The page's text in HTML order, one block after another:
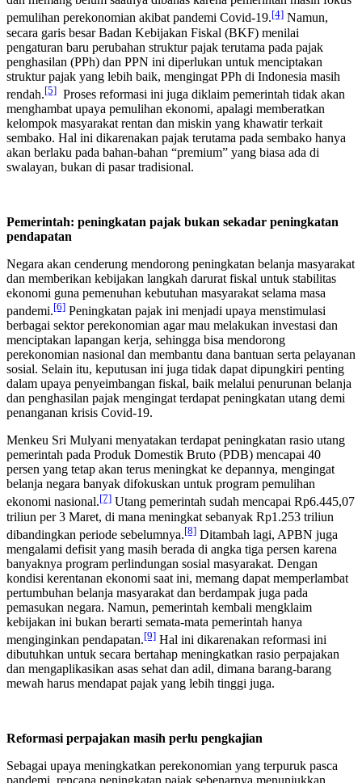
pemulihan perekonomian akibat pandemi Covid-19.[4] Namun,
secara garis besar Badan Kebijakan Fiskal (BKF) menilai
pengaturan baru perubahan struktur pajak terutama pada pajak
penghasilan (PPh) dan PPN ini diperlukan untuk menciptakan
struktur pajak yang lebih baik, mengingat PPh di Indonesia masih
rendah.[5] Proses reformasi ini juga diklaim pemerintah tidak akan
menghambat upaya pemulihan ekonomi, apalagi memberatkan
kelompok masyarakat rentan dan miskin yang khawatir terkait
sembako. Hal ini dikarenakan pajak terutama pada sembako hanya
akan berlaku pada bahan-bahan “premium” yang biasa ada di
swalayan, bukan di pasar tradisional.
Pemerintah: peningkatan pajak bukan sekadar peningkatan
pendapatan
Negara akan cenderung mendorong peningkatan belanja masyarakat
dan memberikan kebijakan langkah darurat fiskal untuk stabilitas
ekonomi guna pemenuhan kebutuhan masyarakat selama masa
pandemi.[6] Peningkatan pajak ini menjadi upaya menstimulasi
berbagai sektor perekonomian agar mau melakukan investasi dan
menciptakan lapangan kerja, sehingga bisa mendorong
perekonomian nasional dan membantu dana bantuan serta pelayanan
sosial. Selain itu, keputusan ini juga tidak dapat dipungkiri penting
dalam upaya penyeimbangan fiskal, baik melalui penurunan belanja
dan penghasilan pajak mengingat terdapat peningkatan utang demi
penanganan krisis Covid-19.
Menkeu Sri Mulyani menyatakan terdapat peningkatan rasio utang
pemerintah pada Produk Domestik Bruto (PDB) mencapai 40
persen yang tetap akan terus meningkat ke depannya, mengingat
belanja negara banyak difokuskan untuk program pemulihan
ekonomi nasional.[7] Utang pemerintah sudah mencapai Rp6.445,07
triliun per 3 Maret, di mana meningkat sebanyak Rp1.253 triliun
dibandingkan periode sebelumnya.[8] Ditambah lagi, APBN juga
mengalami defisit yang masih berada di angka tiga persen karena
banyaknya program perlindungan sosial masyarakat. Dengan
kondisi kerentanan ekonomi saat ini, memang dapat memperlambat
pertumbuhan belanja masyarakat dan berdampak juga pada
pemasukan negara. Namun, pemerintah kembali mengklaim
kebijakan ini bukan berarti semata-mata pemerintah hanya
menginginkan pendapatan.[9] Hal ini dikarenakan reformasi ini
dibutuhkan untuk secara bertahap meningkatkan rasio perpajakan
dan mengaplikasikan asas sehat dan adil, dimana barang-barang
mewah harus mendapat pajak yang lebih tinggi juga.
Reformasi perpajakan masih perlu pengkajian
Sebagai upaya meningkatkan perekonomian yang terpuruk pasca